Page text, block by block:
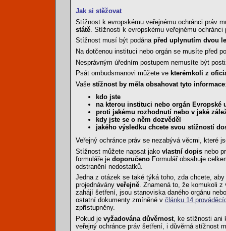
Jak si stěžovat
Stížnost k evropskému veřejnému ochránci práv
státě . Stížnosti k evropskému veřejnému
Stížnost musí být podána před uplynutím dvou
Na dotčenou instituci nebo orgán se musíte před
Nesprávným úředním postupem nemusíte být
Psát ombudsmanovi můžete ve kterémkoli z
Vaše stížnost by měla obsahovat tyto informace
kdo jste
na kterou instituci nebo orgán Evropské
proti jakému rozhodnutí nebo v jaké
kdy jste se o něm dozvěděl
jakého výsledku chcete svou stížností
Veřejný ochránce práv se nezabývá věcmi, které
Stížnost můžete napsat jako vlastní dopis nebo
formuláře je doporučeno Formulář obsahuje
odstranění nedostatků.
Jedna z otázek se také týká toho, zda chcete,
projednávány veřejně. Znamená to, že komukoli
zahájí šetření, jsou stanoviska daného orgánu
ostatní dokumenty zmíněné v článku 14
zpřístupněny.
Pokud je vyžadována důvěrnost, ke stížnosti ani
veřejný ochránce práv šetření, i důvěrná stížnost